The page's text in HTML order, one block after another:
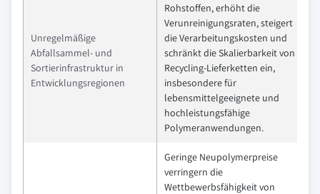
Unregelmäßige
Abfallsammel- und
Sortierinfrastruktur in
Entwicklungsregionen
Rohstoffen, erhöht die
Verunreinigungsraten, steigert
die Verarbeitungskosten und
schränkt die Skalierbarkeit von
Recycling-Lieferketten ein,
insbesondere für
lebensmittelgeeignete und
hochleistungsfähige
Polymeranwendungen.
Geringe Neupolymerpreise
verringern die
Wettbewerbsfähigkeit von